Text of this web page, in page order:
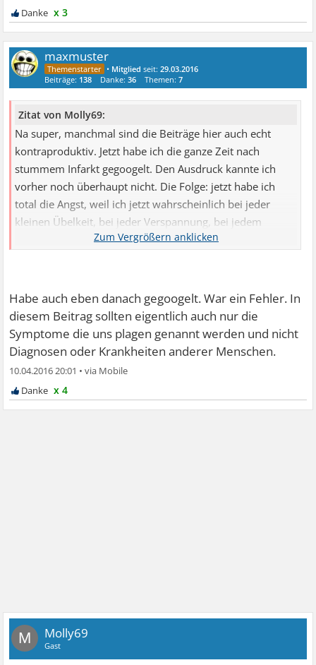
x 3
maxmuster
• Mitglied seit:29.03.2016
Beiträge: 138 Danke:36 Themen:7
Zitat von Molly69:
Na super, manchmal sind die Beiträge hier auch echt
kontraproduktiv. Jetzt habe ich die ganze Zeit nach
stummem Infarkt gegoogelt. Den Ausdruck kannte ich
vorher noch überhaupt nicht. Die Folge: jetzt habe ich
total die Angst, weil ich jetzt wahrscheinlich bei jeder
kleinen Übelkeit, bei jeder Verspannung, bei jedem
Schwindel sofort an einen stummen Infarkt denke.
Herzuntersuchung und einem EKG das sowieso nicht
erkannt wird. Soll ich mir jetzt bei jedem Schwindel
täglich Blut abnehmen lassen? Wie stellen die sich das
vor?
Habe auch eben danach gegoogelt. War ein Fehler. In
diesem Beitrag sollten eigentlich auch nur die
Symptome die uns plagen genannt werden und nicht
Diagnosen oder Krankheiten anderer Menschen.
10.04.2016 20:01 •
x 4
M Molly69
Gast